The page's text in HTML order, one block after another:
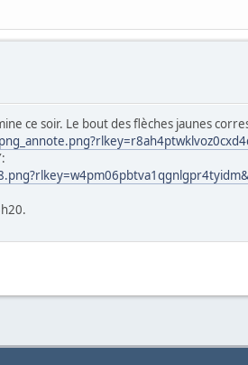
ce soir. Le bout des flèches jaunes